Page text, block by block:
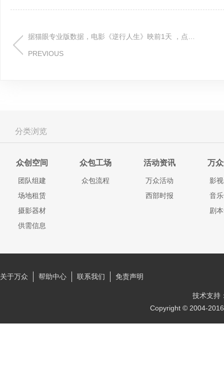
PREVIOUS
分类浏览
众创空间
团队组建
场地租赁
摄影器材
供需信息
众包工场
众包流程
活动资讯
万众活动
西部时报
万
影
音
剧
关于万众 帮助中心 联系我们 免责声明
Copyright © 2004-
技术支持